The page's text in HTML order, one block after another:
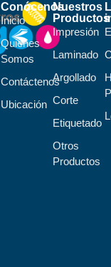
Conócenos
Inicio
Quiénes
Somos
Contáctenos
Ubicación
Nuestros
Productos
Impresión
Laminado
Argollado
Corte
Etiquetado
Otros
Productos